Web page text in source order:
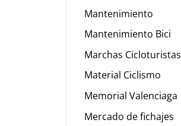
Mantenimiento
Mantenimiento Bici
Marchas Cicloturistas
Material Ciclismo
Memorial Valenciaga
Mercado de fichajes